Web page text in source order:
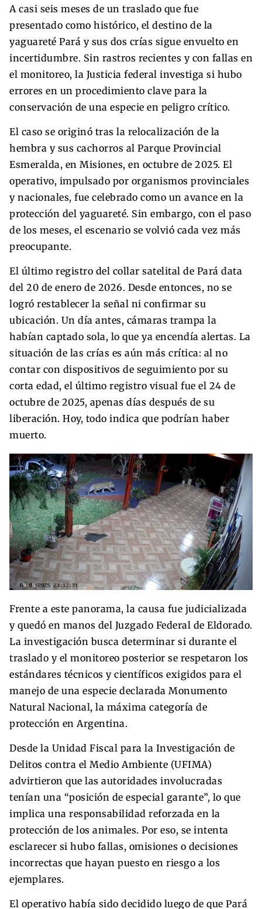
A casi seis meses de un traslado que fue
presentado como histórico, el destino de la
yaguareté Pará y sus dos crías sigue envuelto en
incertidumbre. Sin rastros recientes y con fallas en
el monitoreo, la Justicia federal investiga si hubo
errores en un procedimiento clave para la
conservación de una especie en peligro crítico.
El caso se originó tras la relocalización de la
hembra y sus cachorros al Parque Provincial
Esmeralda, en Misiones, en octubre de 2025. El
operativo, impulsado por organismos provinciales
y nacionales, fue celebrado como un avance en la
protección del yaguareté. Sin embargo, con el paso
de los meses, el escenario se volvió cada vez más
preocupante.
El último registro del collar satelital de Pará data
del 20 de enero de 2026. Desde entonces, no se
logró restablecer la señal ni confirmar su
ubicación. Un día antes, cámaras trampa la
habían captado sola, lo que ya encendía alertas. La
situación de las crías es aún más crítica: al no
contar con dispositivos de seguimiento por su
corta edad, el último registro visual fue el 24 de
octubre de 2025, apenas días después de su
liberación. Hoy, todo indica que podrían haber
muerto.
Frente a este panorama, la causa fue judicializada
y quedó en manos del Juzgado Federal de Eldorado.
La investigación busca determinar si durante el
traslado y el monitoreo posterior se respetaron los
estándares técnicos y científicos exigidos para el
manejo de una especie declarada Monumento
Natural Nacional, la máxima categoría de
protección en Argentina.
Desde la Unidad Fiscal para la Investigación de
Delitos contra el Medio Ambiente (UFIMA)
advirtieron que las autoridades involucradas
tenían una “posición de especial garante”, lo que
implica una responsabilidad reforzada en la
protección de los animales. Por eso, se intenta
esclarecer si hubo fallas, omisiones o decisiones
incorrectas que hayan puesto en riesgo a los
ejemplares.
El operativo había sido decidido luego de que Pará